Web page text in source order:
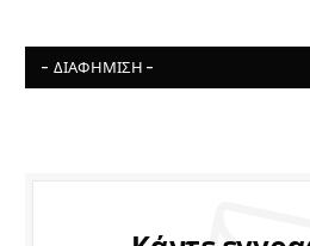
- ΔΙΑΦΉΜΙΣΗ -